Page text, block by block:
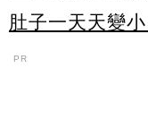
肚子一天天變小
PR